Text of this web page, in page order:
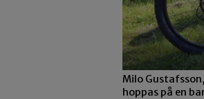
Milo
hoppas på en